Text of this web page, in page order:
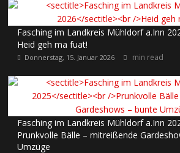
Fasching im Landkreis Mühldorf a.Inn
Heid geh ma fuat!
Donnerstag, 15. Januar 2026 min read
Fasching im Landkreis Mühldorf a.Inn
Prunkvolle Bälle – mitreißende
Umzüge